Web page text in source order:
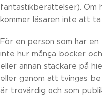
fantastikberättelser). Om
kommer läsaren inte att
För en person som har
inte hur många böcker
eller annan stackare på
eller genom att tvingas
är trovärdig och som